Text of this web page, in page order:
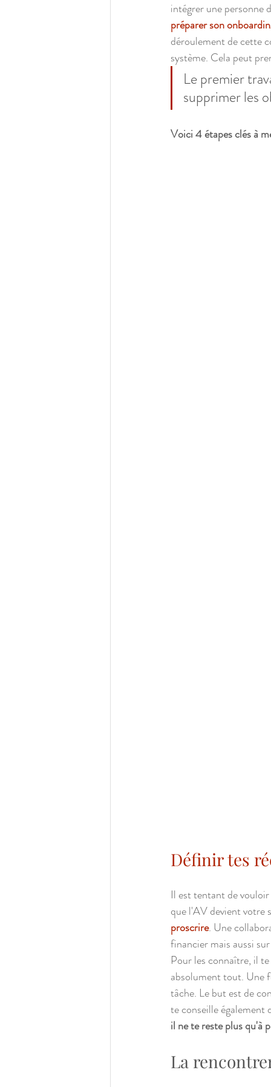
intégrer une personne
préparer son
déroulement de cette
système. Cela peut
Le premier
supprimer les
Voici 4 étapes clés à
Définir tes
Il est tentant de
que l'AV devient votre
proscrire. Une
financier mais aussi
Pour les connaître, il
absolument tout. Une
tâche. Le but est de
te conseille également
il ne te reste plus qu'à
La